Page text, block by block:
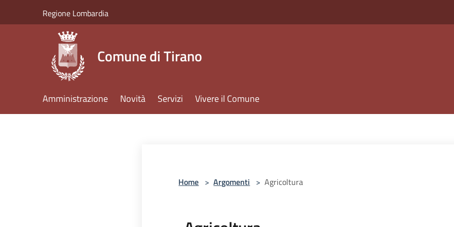
Regione Lombardia
Comune di Tirano
Amministrazione Novità Servizi Vivere il Comune
Home > Argomenti > Agricoltura